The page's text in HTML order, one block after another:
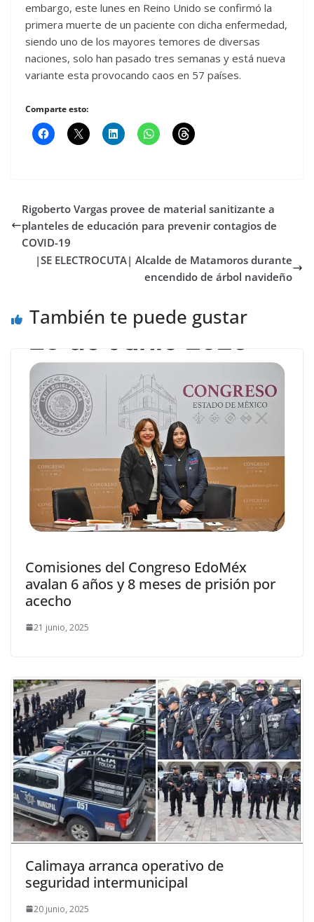
embargo, este lunes en Reino Unido se confirmó la
primera muerte de un paciente con dicha enfermedad,
siendo uno de los mayores temores de diversas
naciones, solo han pasado tres semanas y está nueva
variante esta provocando caos en 57 países.
Comparte esto:
Rigoberto Vargas provee de material sanitizante a
planteles de educación para prevenir contagios de
COVID-19
|SE ELECTROCUTA| Alcalde de Matamoros durante
encendido de árbol navideño
También te puede gustar
Comisiones del Congreso EdoMéx
avalan 6 años y 8 meses de prisión por
acecho
21 junio, 2025
Calimaya arranca operativo de
seguridad intermunicipal
20 junio, 2025